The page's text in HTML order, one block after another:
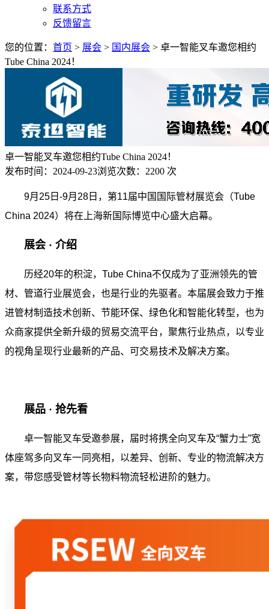
联系方式
反馈留言
您的位置： 首页 > 展会 > 国内展会 > 卓一智能叉车邀您相约
Tube China 2024！
卓一智能叉车邀您相约Tube China 2024！
发布时间： 2024-09-23浏览次数： 2200 次
9月25日-9月28日，第11届中国国际管材展览会（Tube
China 2024）将在上海新国际博览中心盛大启幕。
展会 · 介绍
历经20年的积淀，Tube China不仅成为了亚洲领先的管
材、管道行业展览会，也是行业的先驱者。本届展会致力于推
进管材制造技术创新、节能环保、绿色化和智能化转型，也为
众商家提供全新升级的贸易交流平台，聚焦行业热点，以专业
的视角呈现行业最新的产品、可交易技术及解决方案。
展品 · 抢先看
卓一智能叉车受邀参展，届时将携全向叉车及“蟹力士”宽
体座驾多向叉车一同亮相，以差异、创新、专业的物流解决方
案，带您感受管材等长物料物流轻松进阶的魅力。